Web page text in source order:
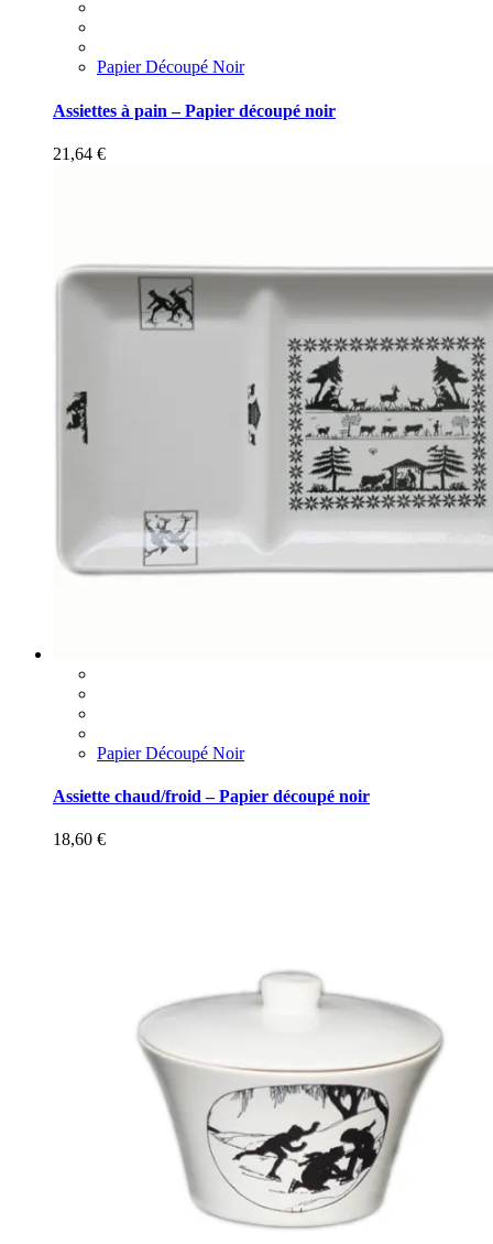
Papier Découpé Noir
Assiettes à pain – Papier découpé noir
21,64 €
Papier Découpé Noir
Assiette chaud/froid – Papier découpé noir
18,60 €